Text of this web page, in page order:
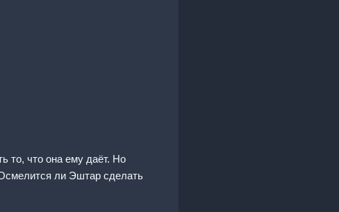
то, что она ему даёт. Но
ли Эштар сделать